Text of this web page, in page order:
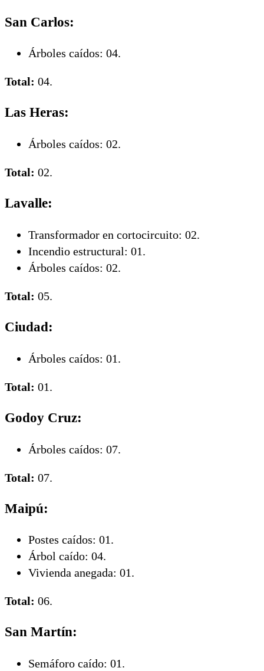
San Carlos:
Árboles caídos: 04.
Total: 04.
Las Heras:
Árboles caídos: 02.
Total: 02.
Lavalle:
Transformador en cortocircuito: 02.
Incendio estructural: 01.
Árboles caídos: 02.
Total: 05.
Ciudad:
Árboles caídos: 01.
Total: 01.
Godoy Cruz:
Árboles caídos: 07.
Total: 07.
Maipú:
Postes caídos: 01.
Árbol caído: 04.
Vivienda anegada: 01.
Total: 06.
San Martín:
Semáforo caído: 01.